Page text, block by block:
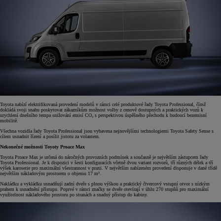
Toyota nabízí elektrifikovaná provedení modelů v rámci celé produktové řady Toyota Professional, čímž
dokládá svoji snahu poskytovat zákazníkům možnost volby z cenově dostupných a praktických vozů k
urychlení dnešního tempa snižování emisí CO₂ s perspektivou úspěšného přechodu k budoucí bezemisní
mobilitě.
Všechna vozidla řady Toyota Professional jsou vybavena nejnovějšími technologiemi Toyota Safety Sense s
cílem usnadnit řízení a posílit jistotu za volantem.
Nekonečné možnosti Toyoty Proace Max
Toyota Proace Max je určená do náročných provozních podmínek a současně je největším zástupcem řady
Toyota Professional. Je k dispozici v šesti konfiguracích včetně dvou variant rozvorů, tří různých délek a tří
výšek karoserie pro maximální všestrannost v praxi. V největším nabízeném provedení disponuje v dané třídě
největším nákladovým prostorem o objemu 17 m³.
Nakládku a vykládku usnadňují zadní dveře s plnou výškou a praktický čtvercový vstupní otvor s nízkým
prahem k usnadnění přístupu. Poprvé v rámci značky se dveře otevírají v úhlu 270 stupňů pro maximální
využitelnost nákladového prostoru po stranách a snadný přístup do kabiny.